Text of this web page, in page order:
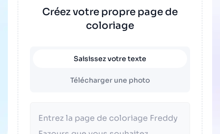
Créez votre propre page de
coloriage
Saisissez votre texte
Télécharger une photo